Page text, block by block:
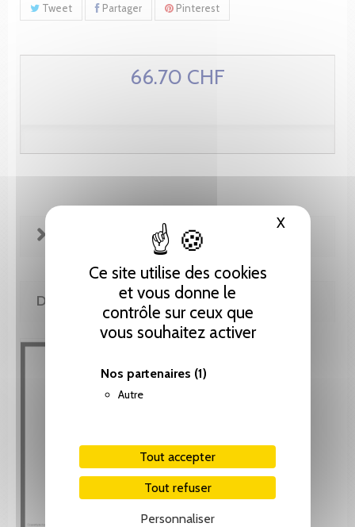
Ce site utilise des cookies
et vous donne le
contrôle sur ceux que
vous souhaitez activer
Nos partenaires (1)
Autre
Tout accepter
Tout refuser
Personnaliser
XMasquer
Tweet Partager Pinterest
66.70 CHF
FICHE TECHNIQUE
DE MÊME AUTEUR(E)